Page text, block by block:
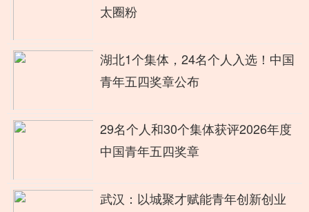
太圈粉
湖北1个集体，24名个人入选！中国
青年五四奖章公布
29名个人和30个集体获评2026年度
中国青年五四奖章
武汉：以城聚才赋能青年创新创业